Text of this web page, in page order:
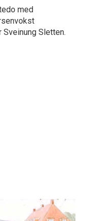
med
Sletten.